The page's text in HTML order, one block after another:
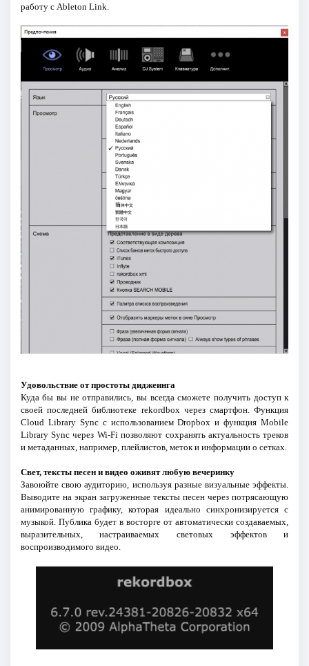
работу с Ableton Link.
Удовольствие от простоты диджеинга
Куда бы вы не отправились, вы всегда сможете получить доступ к
своей последней библиотеке rekordbox через смартфон. Функция
Cloud Library Sync с использованием Dropbox и функция Mobile
Library Sync через Wi-Fi позволяют сохранять актуальность треков
и метаданных, например, плейлистов, меток и информации о сетках.
Свет, тексты песен и видео оживят любую вечеринку
Завоюйте свою аудиторию, используя разные визуальные эффекты.
Выводите на экран загруженные тексты песен через потрясающую
анимированную графику, которая идеально синхронизируется с
музыкой. Публика будет в восторге от автоматически создаваемых,
выразительных, настраиваемых световых эффектов и
воспроизводимого видео.